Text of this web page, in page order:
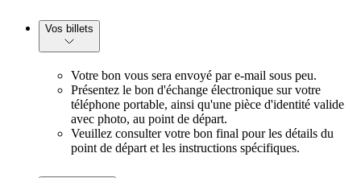
Vos billets
Votre bon vous sera envoyé par e-mail sous peu.
Présentez le bon d'échange électronique sur votre
téléphone portable, ainsi qu'une pièce d'identité valide
avec photo, au point de départ.
Veuillez consulter votre bon final pour les détails du
point de départ et les instructions spécifiques.